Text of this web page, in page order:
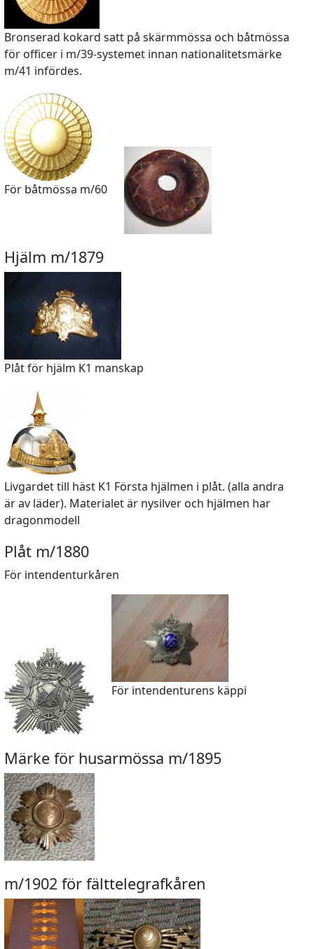
Bronserad kokard satt på skärmmössa och båtmössa
för officer i m/39-systemet innan nationalitetsmärke
m/41 infördes.
För båtmössa m/60
Hjälm m/1879
Plåt för hjälm K1 manskap
Livgardet till häst K1 Första hjälmen i plåt. (alla andra
är av läder). Materialet är nysilver och hjälmen har
dragonmodell
Plåt m/1880
För intendenturkåren
För intendenturens käppi
Märke för husarmössa m/1895
m/1902 för fälttelegrafkåren